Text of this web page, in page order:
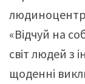
«Відчуй на
світ людей з
щоденні